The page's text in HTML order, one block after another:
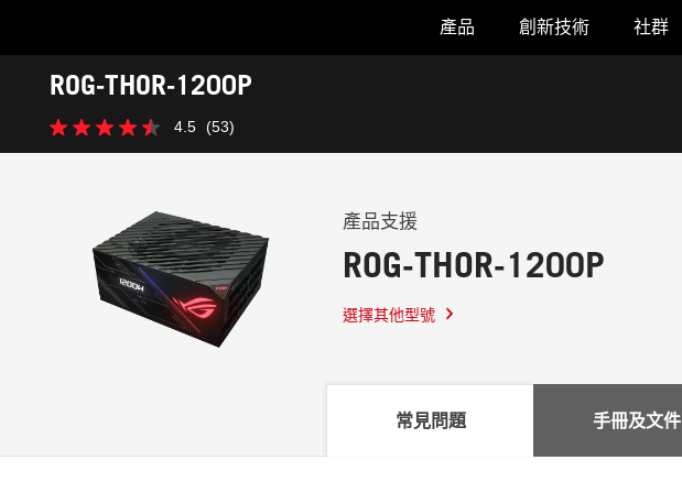
Accessibility links
Skip to content
Accessibility Help
Skip to Menu
ASUS Footer
產品 創新技術 社群
ROG-THOR-1200P
支
援
4.5 (53)
4.5
星，
產品支援
ROG-THOR-1200P
選擇其他型號
常見問題 手冊及文件